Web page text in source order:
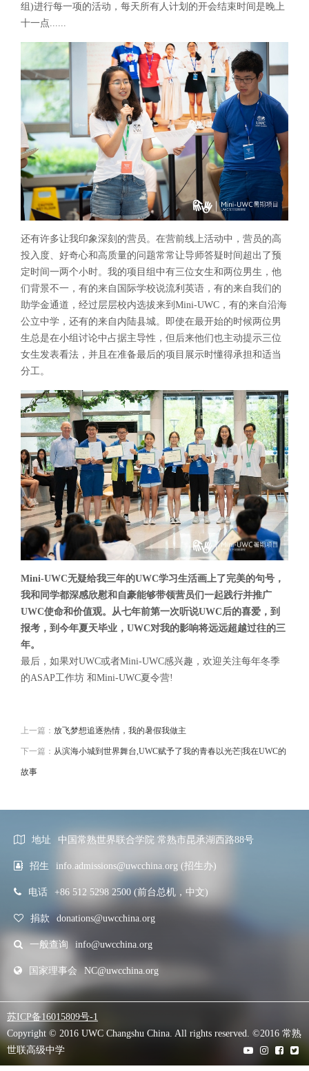
组)进行每一项的活动，每天所有人计划的开会结束时间是晚上
十一点......
还有许多让我印象深刻的营员。在营前线上活动中，营员的高
投入度、好奇心和高质量的问题常常让导师答疑时间超出了预
定时间一两个小时。我的项目组中有三位女生和两位男生，他
们背景不一，有的来自国际学校说流利英语，有的来自我们的
助学金通道，经过层层校内选拔来到Mini-UWC，有的来自沿海
公立中学，还有的来自内陆县城。即使在最开始的时候两位男
生总是在小组讨论中占据主导性，但后来他们也主动提示三位
女生发表看法，并且在准备最后的项目展示时懂得承担和适当
分工。
Mini-UWC无疑给我三年的UWC学习生活画上了完美的句号，
我和同学都深感欣慰和自豪能够带领营员们一起践行并推广
UWC使命和价值观。从七年前第一次听说UWC后的喜爱，到
报考，到今年夏天毕业，UWC对我的影响将远远超越过往的三
年。
最后，如果对UWC或者Mini-UWC感兴趣，欢迎关注每年冬季
的ASAP工作坊 和Mini-UWC夏令营!
上一篇： 放飞梦想追逐热情，我的暑假我做主
下一篇： 从滨海小城到世界舞台,UWC赋予了我的青春以光芒|我在UWC的
故事
地址 中国常熟世界联合学院 常熟市昆承湖西路88号
招生 info.admissions@uwcchina.org (招生办)
电话 +86 512 5298 2500 (前台总机，中文)
捐款 donations@uwcchina.org
一般查询 info@uwcchina.org
国家理事会 NC@uwcchina.org
苏ICP备16015809号-1
Copyright © 2016 UWC Changshu China. All rights reserved. ©2016 常熟
世联高级中学